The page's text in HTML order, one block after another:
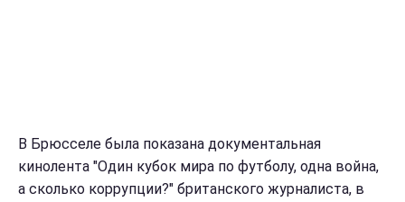
В Брюсселе была показана документальная
кинолента "Один кубок мира по футболу, одна война,
а сколько коррупции?" британского журналиста, в